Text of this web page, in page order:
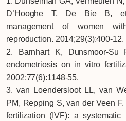
D’Hooghe T, De Bie B,
management of women
reproduction. 2014;29(3):400-12.
2. Barnhart K, Dunsmoor-
endometriosis on in vitro
2002;77(6):1148-55.
3. van Loendersloot LL, van
PM, Repping S, van der Veen
fertilization (IVF): a systematic